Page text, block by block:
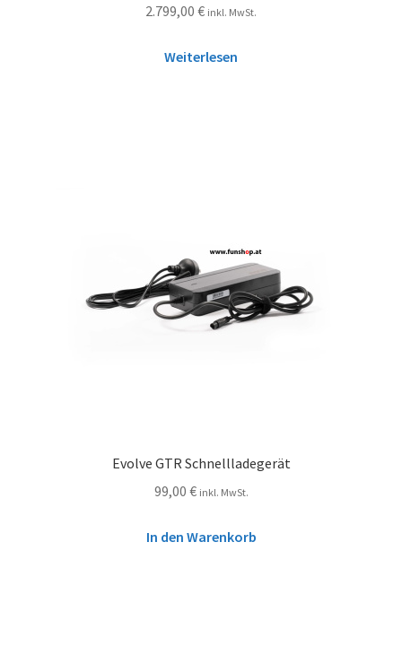
2.799,00 € inkl. MwSt.
Weiterlesen
Evolve GTR Schnellladegerät
99,00 € inkl. MwSt.
In den Warenkorb